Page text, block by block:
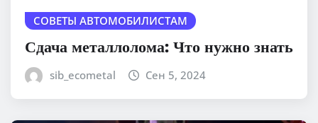
СОВЕТЫ АВТОМОБИЛИСТАМ
Сдача металлолома: Что нужно знать
sib_ecometal Сен 5, 2024